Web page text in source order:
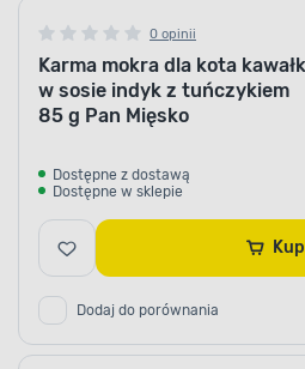
0 opinii
Karma mokra dla kota
w sosie indyk z tuńczykiem
85 g Pan Mięsko
Dostępne z dostawą
Dostępne w sklepie
Dodaj do porównania